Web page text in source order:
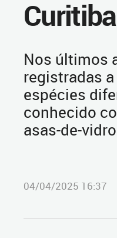
Curitiba
Nos últimos
registradas
espécies
conhecido
asas-de-vidro
04/04/2025 16:37